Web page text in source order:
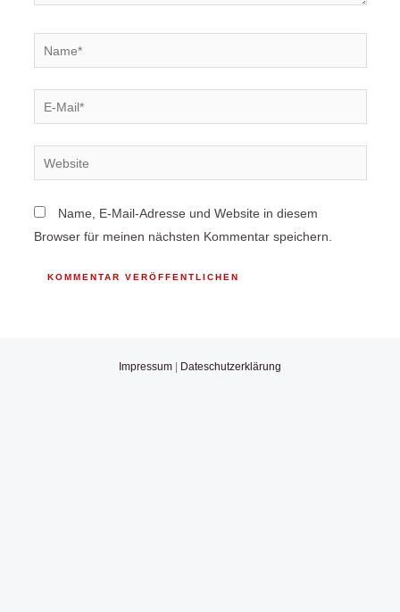
Name, E-Mail-Adresse und Website in diesem
Browser für meinen nächsten Kommentar speichern.
Impressum Dateschutzerklärung